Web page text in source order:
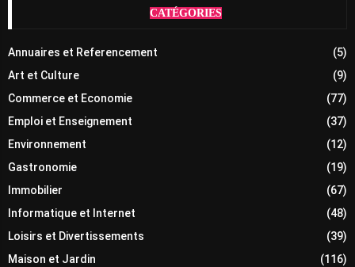
CATÉGORIES
Annuaires et Referencement
(5)
Art et Culture
(9)
Commerce et Economie
(77)
Emploi et Enseignement
(37)
Environnement
(12)
Gastronomie
(19)
Immobilier
(67)
Informatique et Internet
(48)
Loisirs et Divertissements
(39)
Maison et Jardin
(116)